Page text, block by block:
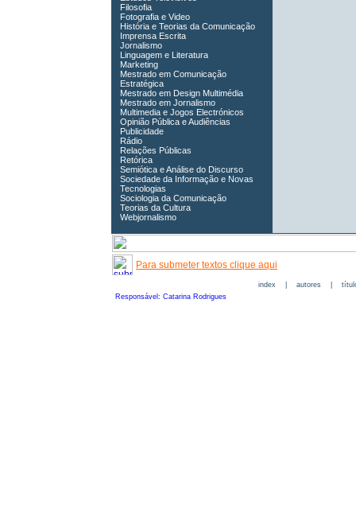
Filosofia
Fotografia e Video
História e Teorias da Comunicação
Imprensa Escrita
Jornalismo
Linguagem e Literatura
Marketing
Mestrado em Comunicação
Estratégica
Mestrado em Design Multimédia
Mestrado em Jornalismo
Multimedia e Jogos Electrónicos
Opinião Pública e Audiências
Publicidade
Rádio
Relações Públicas
Retórica
Semiótica e Análise do Discurso
Sociedade da Informação e Novas
Tecnologias
Sociologia da Comunicação
Teorias da Cultura
Webjornalismo
Para submeter textos clique aqui
index| autores|